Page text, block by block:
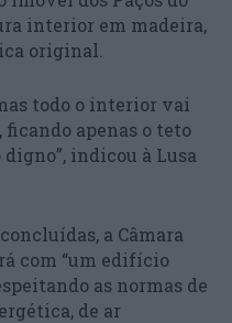
interior em madeira,
original.
todo o interior vai
apenas o teto
indicou à Lusa
a Câmara
com “um edifício
as normas de
de ar